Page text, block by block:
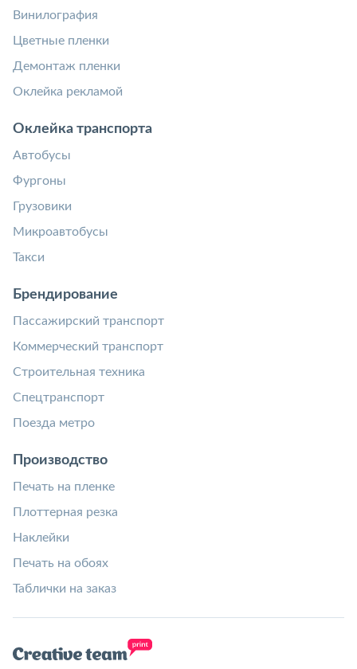
Винилография
Цветные пленки
Демонтаж пленки
Оклейка рекламой
Оклейка транспорта
Автобусы
Фургоны
Грузовики
Микроавтобусы
Такси
Брендирование
Пассажирский транспорт
Коммерческий транспорт
Строительная техника
Спецтранспорт
Поезда метро
Производство
Печать на пленке
Плоттерная резка
Наклейки
Печать на обоях
Таблички на заказ